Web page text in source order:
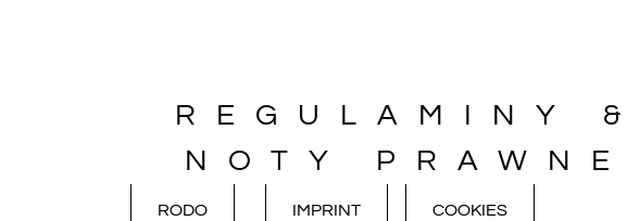
REGULAMINY &
NOTY PRAWNE
RODO IMPRINT COOKIES